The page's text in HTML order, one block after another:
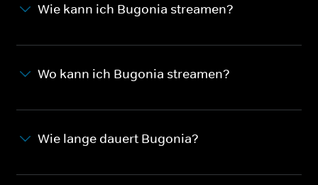
Wie kann ich Bugonia streamen?
Wo kann ich Bugonia streamen?
Wie lange dauert Bugonia?